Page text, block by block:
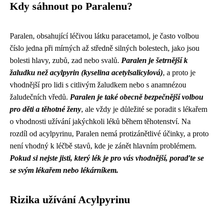
Kdy sáhnout po Paralenu?
Paralen, obsahující léčivou látku paracetamol, je často volbou
číslo jedna při mírných až středně silných bolestech, jako jsou
bolesti hlavy, zubů, zad nebo svalů. Paralen je šetrnější k
žaludku než acylpyrin (kyselina acetylsalicylová), a proto je
vhodnější pro lidi s citlivým žaludkem nebo s anamnézou
žaludečních vředů. Paralen je také obecně bezpečnější volbou
pro děti a těhotné ženy, ale vždy je důležité se poradit s lékařem
o vhodnosti užívání jakýchkoli léků během těhotenství. Na
rozdíl od acylpyrinu, Paralen nemá protizánětlivé účinky, a proto
není vhodný k léčbě stavů, kde je zánět hlavním problémem.
Pokud si nejste jisti, který lék je pro vás vhodnější, poraďte se
se svým lékařem nebo lékárníkem.
Rizika užívání Acylpyrinu